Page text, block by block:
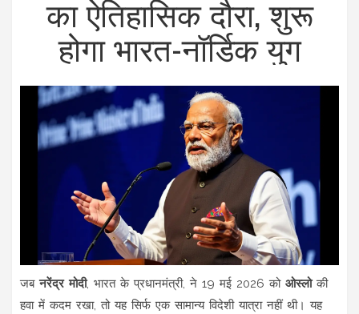
का ऐतिहासिक दौरा, शुरू
होगा भारत-नॉर्डिक युग
जबनरेंद्र मोदी, भारत के प्रधानमंत्री, ने 19 मई 2026 को ओस्लोकी
हवा में कदम रखा, तो यह सिर्फ एक सामान्य विदेशी यात्रा नहीं थी। यह